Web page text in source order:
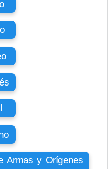
Armas y Orígenes